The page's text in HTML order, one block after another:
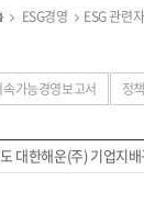
ESG경영 ESG 관련
속가능경영보고서 정
대한해운(주) 기업지